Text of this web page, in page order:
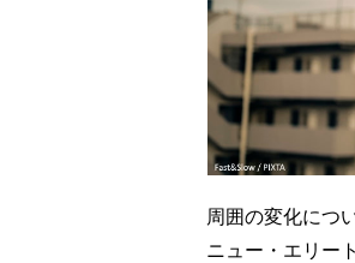
周囲の変化につ
ニュー・エリー